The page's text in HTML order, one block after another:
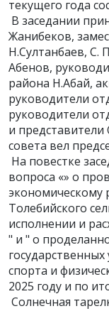
текущего года
В заседании
Жанибеков,
Н.Султанбаев, С.
Абенов,
района Н.Абай,
руководители
руководители
и
совета вел
На повестке
вопроса «» о
Толебийского
исполнении и
" и " о
спорта и
2025 году и по
Солнечная